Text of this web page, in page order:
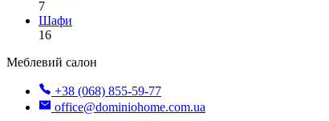
7
Шафи
16
Меблевий салон
+38 (068) 855-59-77
office@dominiohome.com.ua